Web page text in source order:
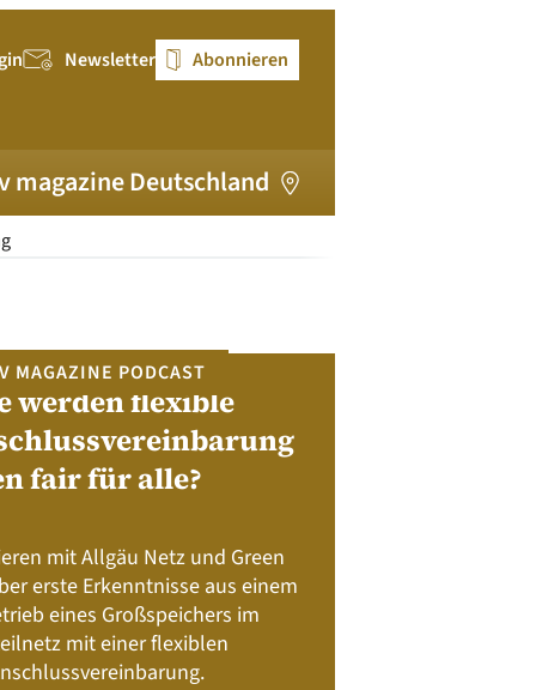
Newsletter Abonnieren
magazine Deutschland
MAGAZINE PODCAST
werden flexible
fair für alle?
mit Allgäu Netz und Green
erste Erkenntnisse aus einem
eines Großspeichers im
mit einer flexiblen